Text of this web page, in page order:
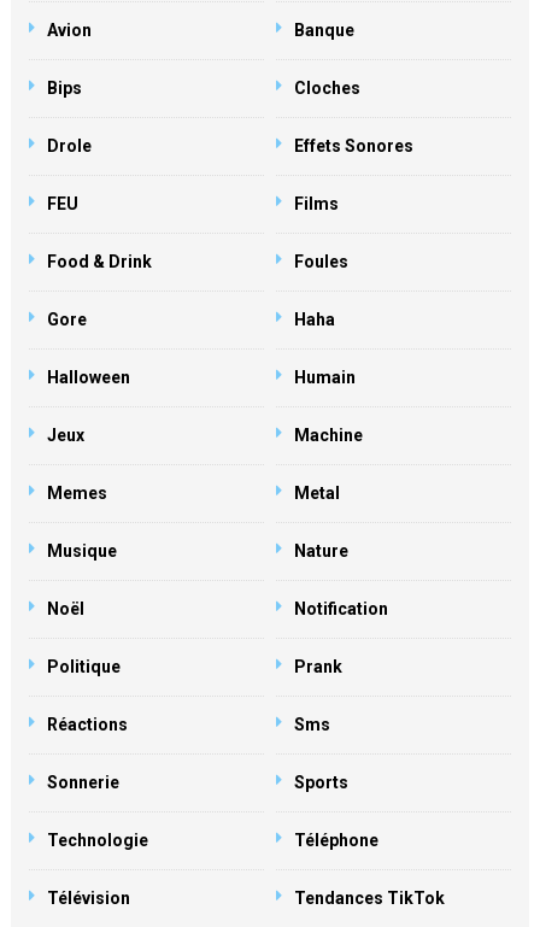
Avion Banque
Bips Cloches
Drole Effets Sonores
FEU Films
Food & Drink Foules
Gore Haha
Halloween Humain
Jeux Machine
Memes Metal
Musique Nature
Noël Notification
Politique Prank
Réactions Sms
Sonnerie Sports
Technologie Téléphone
Télévision Tendances TikTok